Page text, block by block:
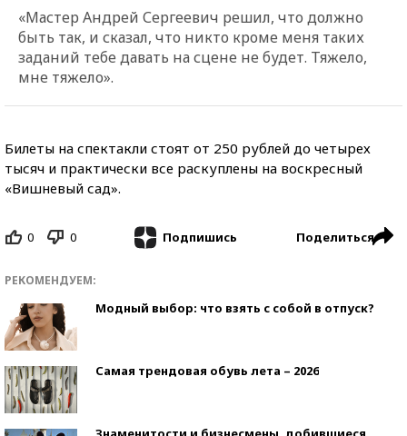
«Мастер Андрей Сергеевич решил, что должно
быть так, и сказал, что никто кроме меня таких
заданий тебе давать на сцене не будет. Тяжело,
мне тяжело».
Билеты на спектакли стоят от 250 рублей до четырех
тысяч и практически все раскуплены на воскресный
«Вишневый сад».
0 0 Подпишись Поделиться
РЕКОМЕНДУЕМ:
Модный выбор: что взять с собой в отпуск?
Самая трендовая обувь лета – 2026